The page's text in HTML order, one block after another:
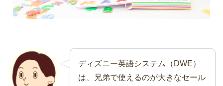
ディズニー英語システム（DWE）
は、兄弟で使えるのが大きなセール